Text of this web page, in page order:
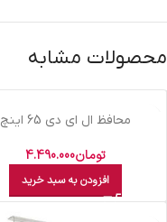
محصولات مشابه
محافظ ال اي دي 65 اينچ
تومان4.490.000
افزودن به سبد خرید